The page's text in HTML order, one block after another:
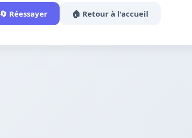
🔄 Réessayer 🏠 Retour à l'accueil